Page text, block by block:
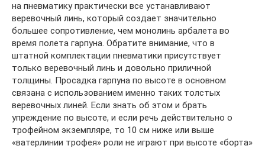
на пневматику практически все устанавливают
веревочный линь, который создает значительно
большее сопротивление, чем монолинь арбалета во
время полета гарпуна. Обратите внимание, что в
штатной комплектации пневматики присутствует
только веревочный линь и довольно приличной
толщины. Просадка гарпуна по высоте в основном
связана с использованием именно таких толстых
веревочных линей. Если знать об этом и брать
упреждение по высоте, и если речь действительно о
трофейном экземпляре, то 10 см ниже или выше
«ватерлинии трофея» роли не играют при высоте «борта»